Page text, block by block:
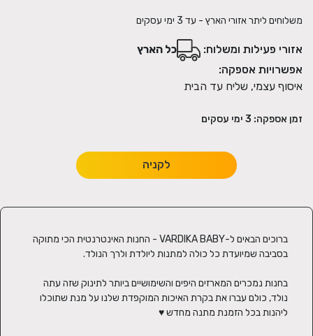
משלוחים ליתר אזורי הארץ - עד 3 ימי עסקים
אזורי פעילות ומשלוח:
כל הארץ
אפשרויות אספקה:
איסוף עצמי, שליח עד הבית
זמן אספקה: 3 ימי עסקים
לקניה
ליהנות בכל הזמנת מתנה מחדש ♥